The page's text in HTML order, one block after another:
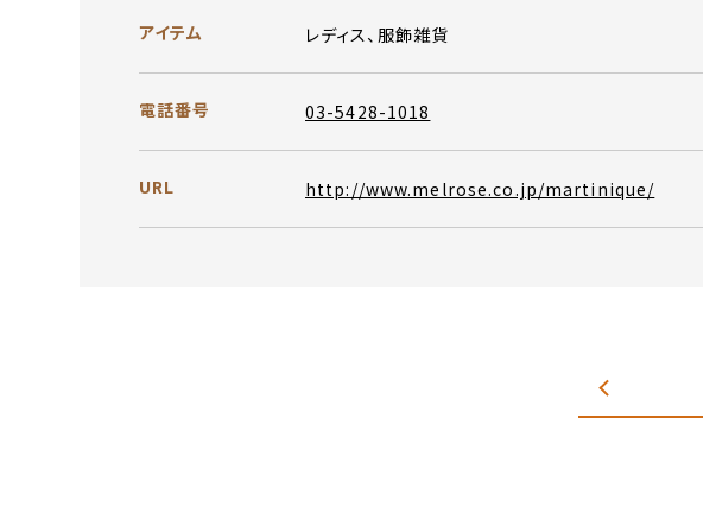
アイテム レディス、服飾雑貨
電話番号 03-5428-1018
URL http://www.melrose.co.jp/martinique/